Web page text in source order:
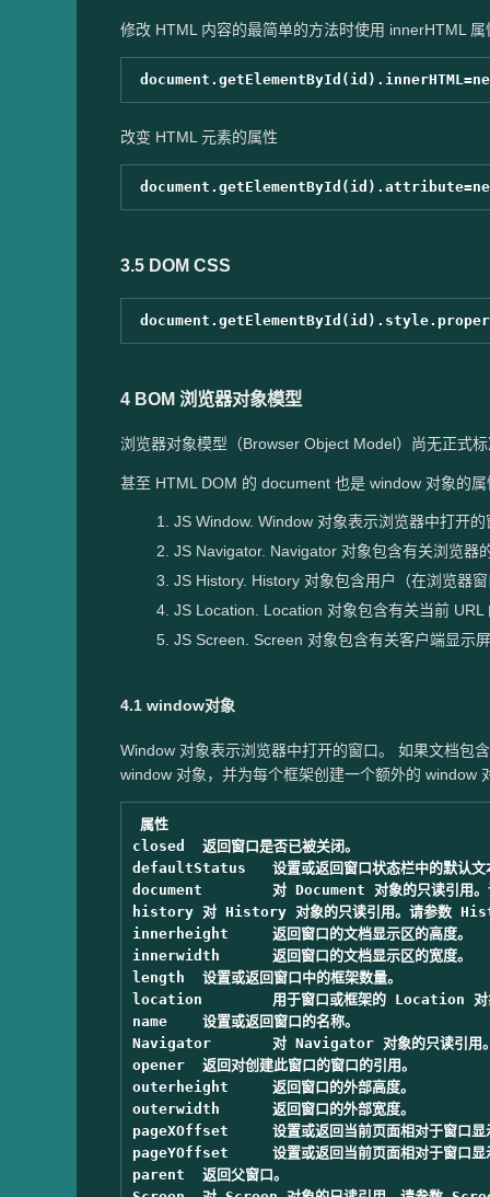
修改 HTML 内容的最简单的方法时使用 innerHTML 属
改变 HTML 元素的属性
3.5 DOM CSS
4 BOM 浏览器对象模型
浏览器对象模型（Browser Object Model）尚无正式
甚至 HTML DOM 的 document 也是 window 对象的
JS Window. Window 对象表示浏览器中打开的
JS Navigator. Navigator 对象包含有关浏览器
JS History. History 对象包含用户（在浏览器
JS Location. Location 对象包含有关当前 URL
JS Screen. Screen 对象包含有关客户端显示
4.1 window对象
Window 对象表示浏览器中打开的窗口。 如果文档包
window 对象，并为每个框架创建一个额外的 window
属性
closed	返回窗口是否已被关闭。
defaultStatus	设置或返回窗口状态栏中的默认文本。
document	对 Document 对象的只读引用。请参阅 Document 对象。
history	对 History 对象的只读引用。请参数 History 对象。
innerheight	返回窗口的文档显示区的高度。
innerwidth	返回窗口的文档显示区的宽度。
length	设置或返回窗口中的框架数量。
location	用于窗口或框架的 Location 对象。请参阅 Location 对象。
name	设置或返回窗口的名称。
Navigator	对 Navigator 对象的只读引用。请参数 Navigator 对象。
opener	返回对创建此窗口的窗口的引用。
outerheight	返回窗口的外部高度。
outerwidth	返回窗口的外部宽度。
pageXOffset	设置或返回当前页面相对于窗口显示区左上角的 X 位置。
pageYOffset	设置或返回当前页面相对于窗口显示区左上角的 Y 位置。
parent	返回父窗口。